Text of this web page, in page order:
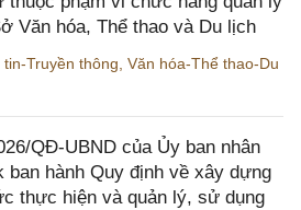
Văn hóa, Thể thao và Du lịch
tin-Truyền thông Văn hóa-Thể thao-Du
QĐ-UBND của Ủy ban nhân
ban hành Quy định về xây dựng
thực hiện và quản lý, sử dụng